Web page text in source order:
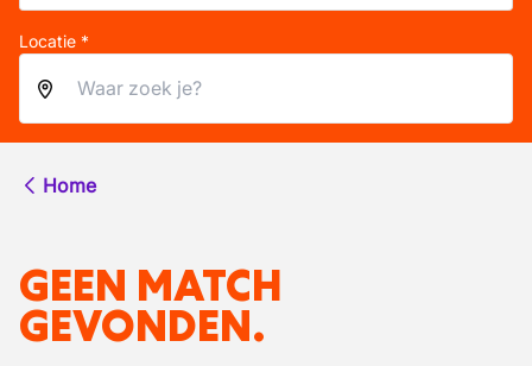
Locatie *
Home
GEEN MATCH
GEVONDEN.